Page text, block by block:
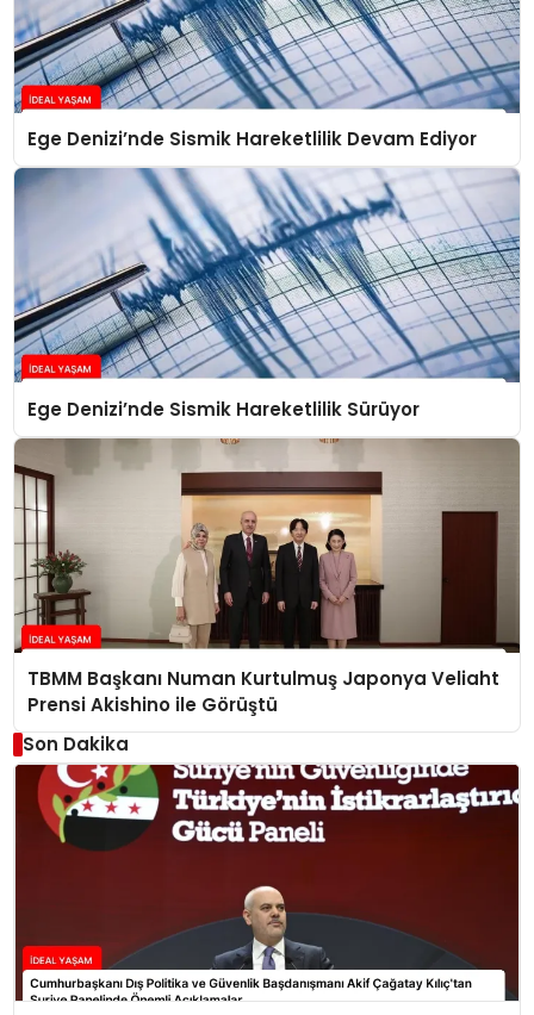
Ege Denizi’nde Sismik Hareketlilik Devam Ediyor
Ege Denizi’nde Sismik Hareketlilik Sürüyor
TBMM Başkanı Numan Kurtulmuş Japonya Veliaht
Prensi Akishino ile Görüştü
Son Dakika